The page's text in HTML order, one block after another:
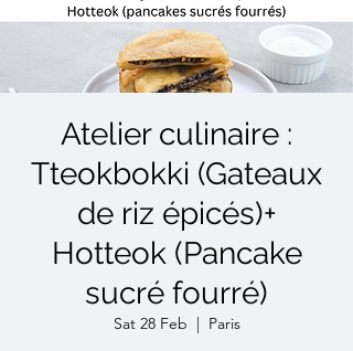
Atelier culinaire :
Tteokbokki (Gateaux
de riz épicés)+
Hotteok (Pancake
sucré fourré)
Sat 28 Feb
  |
Paris